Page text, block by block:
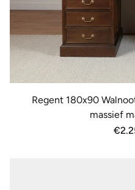
Regent 180x90
massief